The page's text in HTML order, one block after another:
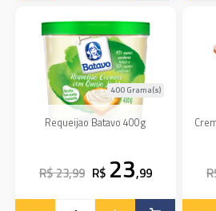
Requeijao Batavo 400g
400 Grama(s)
R$ 23,99 R$ 23,99